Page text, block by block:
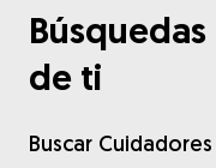
de ti
Buscar Cuidadores